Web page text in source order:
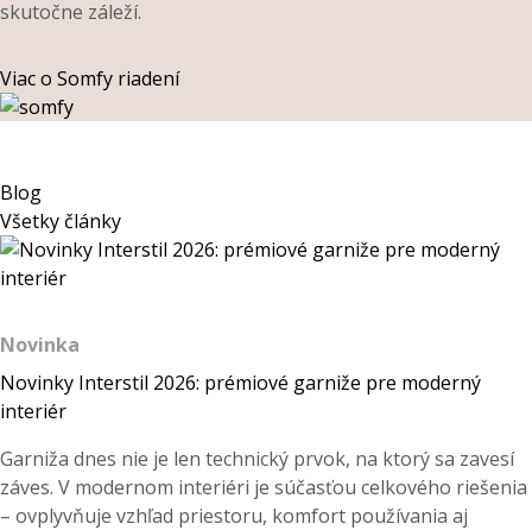
skutočne záleží.
Viac o Somfy riadení
Blog
Všetky články
Novinka
Novinky Interstil 2026: prémiové garniže pre moderný
interiér
Garniža dnes nie je len technický prvok, na ktorý sa zavesí
záves. V modernom interiéri je súčasťou celkového riešenia
– ovplyvňuje vzhľad priestoru, komfort používania aj